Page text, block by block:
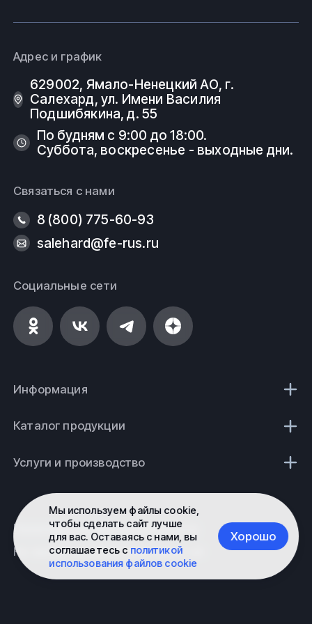
Мы используем файлы cookie,
чтобы сделать сайт лучше
для вас. Оставаясь с нами, вы
соглашаетесь с политикой
использования файлов cookie
Хорошо
КомпанияФерус, г. Салехард, работает с широким
арматуры. Значительный сортамент с
доставка по территории Российской Федерации и
стран СНГ. Выполнение заказов согласно
спецификации, в том числе осуществление работ по
изделиям с нестандартными габаритными
размерами.
доставки или другие вопросы, касательно
телефону или написав по электронной почте в отдел
продаж:
salehard@fe-rus.ru
Вся продукция компании выполнена согласно
нормам безопасности и строго по государственным
Адрес и график
629002, Ямало-Ненецкий АО, г.
Салехард, ул. Имени Василия
Подшибякина, д. 55
По будням с 9:00 до 18:00.
Суббота, воскресенье - выходные дни.
Связаться с нами
8 (800) 775-60-93
salehard@fe-rus.ru
Социальные сети
Информация
Каталог продукции
Услуги и производство
Не является публичной офертой
Политика конфиденциальности